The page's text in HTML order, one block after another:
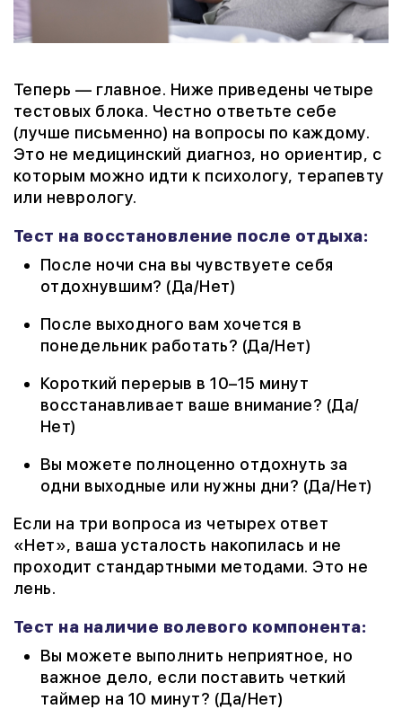
Теперь — главное. Ниже приведены четыре
тестовых блока. Честно ответьте себе
(лучше письменно) на вопросы по каждому.
Это не медицинский диагноз, но ориентир, с
которым можно идти к психологу, терапевту
или неврологу.
Тест на восстановление после отдыха:
После ночи сна вы чувствуете себя
отдохнувшим? (Да/Нет)
После выходного вам хочется в
понедельник работать? (Да/Нет)
Короткий перерыв в 10–15 минут
восстанавливает ваше внимание? (Да/
Нет)
Вы можете полноценно отдохнуть за
одни выходные или нужны дни? (Да/Нет)
Если на три вопроса из четырех ответ
«Нет», ваша усталость накопилась и не
проходит стандартными методами. Это не
лень.
Тест на наличие волевого компонента:
Вы можете выполнить неприятное, но
важное дело, если поставить четкий
таймер на 10 минут? (Да/Нет)